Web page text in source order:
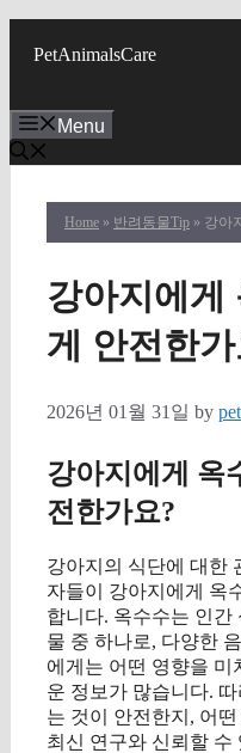
PetAnimalsCare
Menu
Home » 반려동물Tip » 강아
강아지에게
게 안전한
2026년 01월 31일 by
강아지에게 옥
전한가요?
강아지의 식단에 대한
자들이 강아지에게 옥
합니다. 옥수수는 인간
물 중 하나로, 다양한
에게는 어떤 영향을 미
운 정보가 많습니다.
는 것이 안전한지, 어
최신 연구와 신뢰할 수